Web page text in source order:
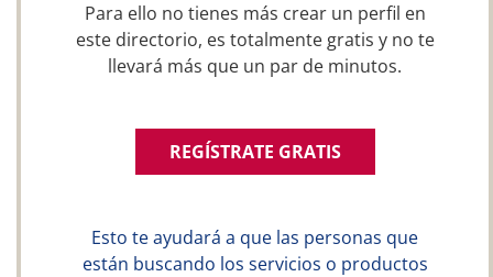
Para ello no tienes más crear un perfil en
este directorio, es totalmente gratis y no te
llevará más que un par de minutos.
REGÍSTRATE GRATIS
Esto te ayudará a que las personas que
están buscando los servicios o productos